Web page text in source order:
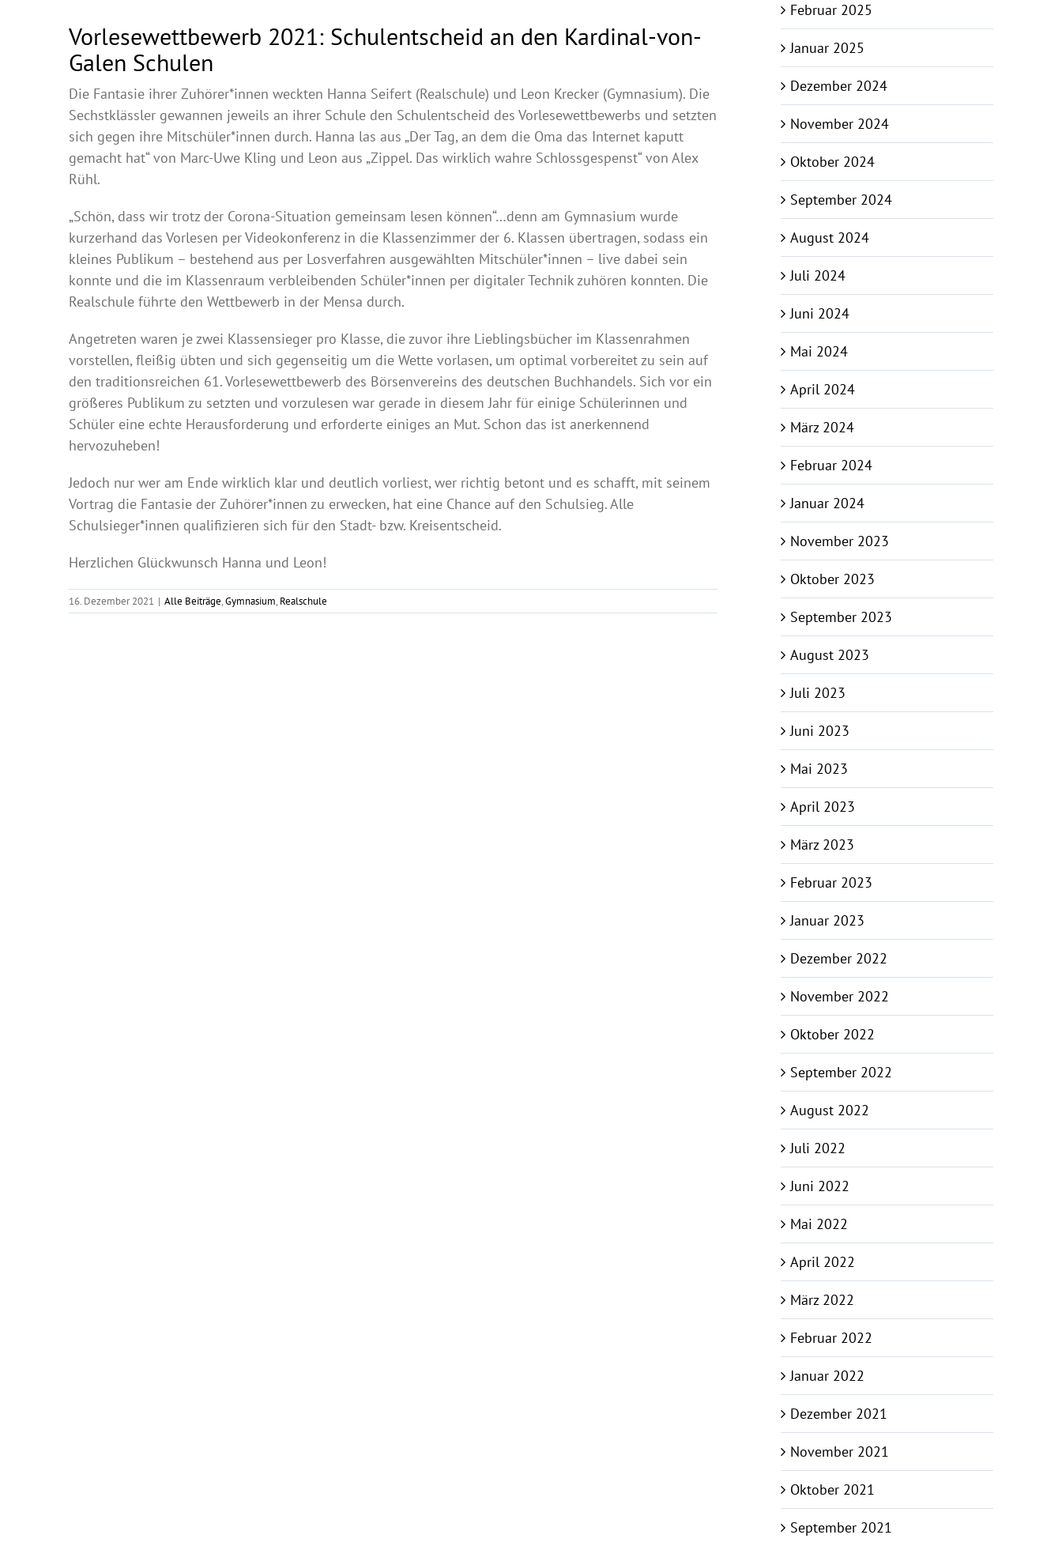
Vorlesewettbewerb 2021: Schulentscheid an den Kardinal-von-
Galen Schulen
Die Fantasie ihrer Zuhörer*innen weckten Hanna Seifert (Realschule) und Leon Krecker (Gymnasium). Die
Sechstklässler gewannen jeweils an ihrer Schule den Schulentscheid des Vorlesewettbewerbs und setzten
sich gegen ihre Mitschüler*innen durch. Hanna las aus „Der Tag, an dem die Oma das Internet kaputt
gemacht hat“ von Marc-Uwe Kling und Leon aus „Zippel. Das wirklich wahre Schlossgespenst“ von Alex
Rühl.
„Schön, dass wir trotz der Corona-Situation gemeinsam lesen können“…denn am Gymnasium wurde
kurzerhand das Vorlesen per Videokonferenz in die Klassenzimmer der 6. Klassen übertragen, sodass ein
kleines Publikum – bestehend aus per Losverfahren ausgewählten Mitschüler*innen – live dabei sein
konnte und die im Klassenraum verbleibenden Schüler*innen per digitaler Technik zuhören konnten. Die
Realschule führte den Wettbewerb in der Mensa durch.
Angetreten waren je zwei Klassensieger pro Klasse, die zuvor ihre Lieblingsbücher im Klassenrahmen
vorstellen, fleißig übten und sich gegenseitig um die Wette vorlasen, um optimal vorbereitet zu sein auf
den traditionsreichen 61. Vorlesewettbewerb des Börsenvereins des deutschen Buchhandels. Sich vor ein
größeres Publikum zu setzten und vorzulesen war gerade in diesem Jahr für einige Schülerinnen und
Schüler eine echte Herausforderung und erforderte einiges an Mut. Schon das ist anerkennend
hervozuheben!
Jedoch nur wer am Ende wirklich klar und deutlich vorliest, wer richtig betont und es schafft, mit seinem
Vortrag die Fantasie der Zuhörer*innen zu erwecken, hat eine Chance auf den Schulsieg. Alle
Schulsieger*innen qualifizieren sich für den Stadt- bzw. Kreisentscheid.
Herzlichen Glückwunsch Hanna und Leon!
16. Dezember 2021 | Alle Beiträge,Gymnasium,Realschule
Februar 2025
Januar 2025
Dezember 2024
November 2024
Oktober 2024
September 2024
August 2024
Juli 2024
Juni 2024
Mai 2024
April 2024
März 2024
Februar 2024
Januar 2024
November 2023
Oktober 2023
September 2023
August 2023
Juli 2023
Juni 2023
Mai 2023
April 2023
März 2023
Februar 2023
Januar 2023
Dezember 2022
November 2022
Oktober 2022
September 2022
August 2022
Juli 2022
Juni 2022
Mai 2022
April 2022
März 2022
Februar 2022
Januar 2022
Dezember 2021
November 2021
Oktober 2021
September 2021